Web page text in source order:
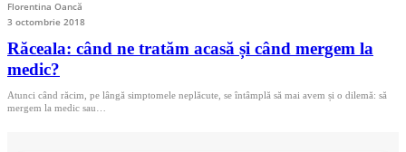
Florentina Oancă
3 octombrie 2018
Răceala: când ne tratăm acasă și când mergem la
medic?
Atunci când răcim, pe lângă simptomele neplăcute, se întâmplă să mai avem și o dilemă: să
mergem la medic sau…